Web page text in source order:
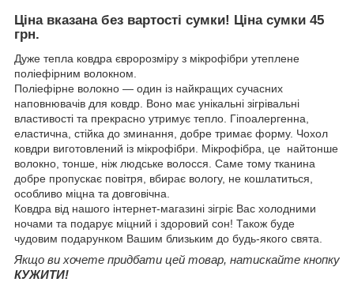
Ціна вказана без вартості сумки! Ціна сумки 45
грн.
Дуже тепла ковдра євророзміру з мікрофібри утеплене
поліефірним волокном.
Поліефірне волокно — один із найкращих сучасних
наповнювачів для ковдр. Воно має унікальні зігрівальні
властивості та прекрасно утримує тепло. Гіпоалергенна,
еластична, стійка до зминання, добре тримає форму. Чохол
ковдри виготовлений із мікрофібри. Мікрофібра, це найтонше
волокно, тонше, ніж людське волосся. Саме тому тканина
добре пропускає повітря, вбирає вологу, не кошлатиться,
особливо міцна та довговічна.
Ковдра від нашого інтернет-магазині зігріє Вас холодними
ночами та подарує міцний і здоровий сон! Також буде
чудовим подарунком Вашим близьким до будь-якого свята.
Якщо ви хочете придбати цей товар, натискайте кнопку
КУЖИТИ!